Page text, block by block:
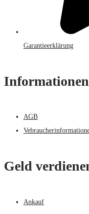
Garantieerklärung
AGB
Geld
Ankauf